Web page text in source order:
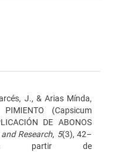
J., & Arias Mínda,
(Capsicum
DE ABONOS
Research, 5(3), 42–
a partir de